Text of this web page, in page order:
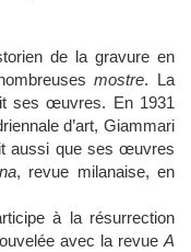
de la gravure en
mostre. La
ses œuvres. En 1931
d’art, Giammari
aussi que ses œuvres
, revue milanaise, en
à la résurrection
avec la revueA